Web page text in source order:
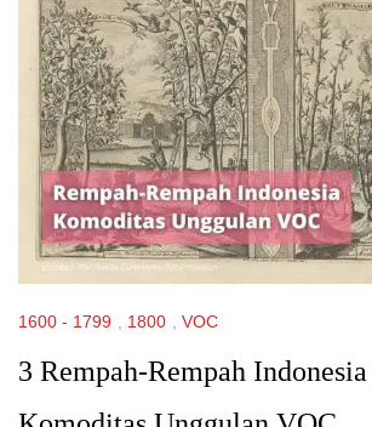
1600 - 1799 1800 VOC
3 Rempah-Rempah